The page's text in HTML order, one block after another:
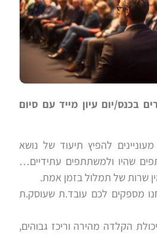
בכנס/יום עיון מייד עם סיום
להפיץ תיעוד של נושא
שהיו ולמשתתפים עתידיים…
שרות של תמלול בזמן אמת.
מספקים לכם עובד.ת שעוסק.ת
הקלדה מהירה וריכז גבוהים,